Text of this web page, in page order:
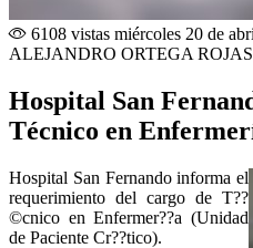
6108 vistas miércoles 20 de
ALEJANDRO ORTEGA ROJAS
Hospital San
Técnico en
Hospital San Fernando informa el
requerimiento del cargo de T??
©cnico en Enfermer??­a (Unidad
de Paciente Cr??­tico).